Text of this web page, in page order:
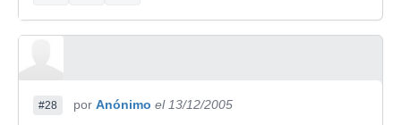
#28 por Anónimo el 13/12/2005